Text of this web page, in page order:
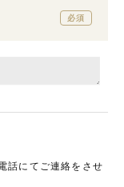
必須
話にてご連絡をさせ